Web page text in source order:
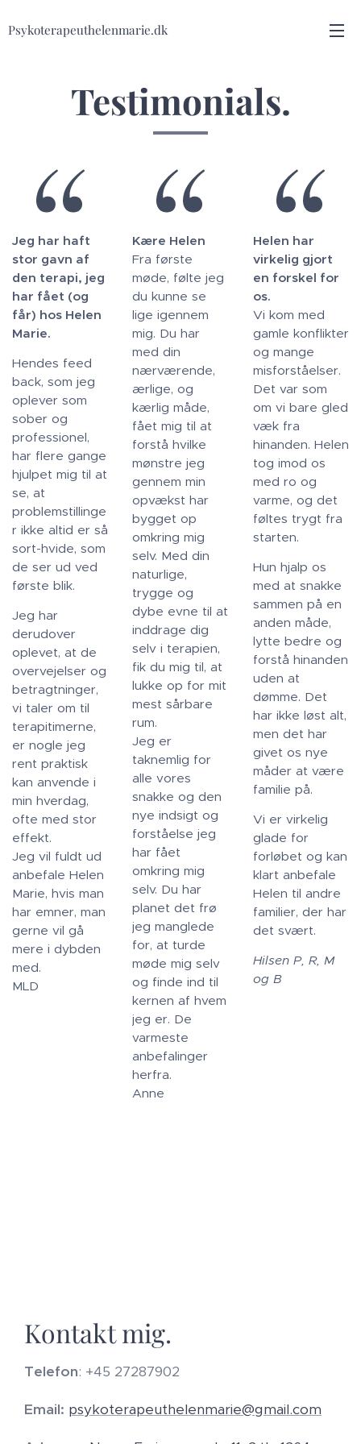
Psykoterapeuthelenmarie.dk
Testimonials.
Jeg har haft
stor gavn af
den terapi, jeg
har fået (og
får) hos Helen
Marie.
Hendes feed
back, som jeg
oplever som
sober og
professionel,
har flere gange
hjulpet mig til at
se, at
problemstillinge
r ikke altid er så
sort-hvide, som
de ser ud ved
første blik.
Jeg har
derudover
oplevet, at de
overvejelser og
betragtninger,
vi taler om til
terapitimerne,
er nogle jeg
rent praktisk
kan anvende i
min hverdag,
ofte med stor
effekt.
Jeg vil fuldt ud
anbefale Helen
Marie, hvis man
har emner, man
gerne vil gå
mere i dybden
med.
MLD
Kære Helen
Fra første
møde, følte jeg
du kunne se
lige igennem
mig. Du har
med din
nærværende,
ærlige, og
kærlig måde,
fået mig til at
forstå hvilke
mønstre jeg
gennem min
opvækst har
bygget op
omkring mig
selv. Med din
naturlige,
trygge og
dybe evne til at
inddrage dig
selv i terapien,
fik du mig til, at
lukke op for mit
mest sårbare
rum.
Jeg er
taknemlig for
alle vores
snakke og den
nye indsigt og
forståelse jeg
har fået
omkring mig
selv. Du har
planet det frø
jeg manglede
for, at turde
møde mig selv
og finde ind til
kernen af hvem
jeg er. De
varmeste
anbefalinger
herfra.
Anne 🌸
Helen har
virkelig gjort
en forskel for
os.
Vi kom med
gamle konflikter
og mange
misforståelser.
Det var som
om vi bare gled
væk fra
hinanden. Helen
tog imod os
med ro og
varme, og det
føltes trygt fra
starten.
Hun hjalp os
med at snakke
sammen på en
anden måde,
lytte bedre og
forstå hinanden
uden at
dømme. Det
har ikke løst alt,
men det har
givet os nye
måder at være
familie på.
Vi er virkelig
glade for
forløbet og kan
klart anbefale
Helen til andre
familier, der har
det svært.
Hilsen P, R, M
og B
Kontakt mig.
Telefon: +45 27287902
Email: psykoterapeuthelenmarie@gmail.com